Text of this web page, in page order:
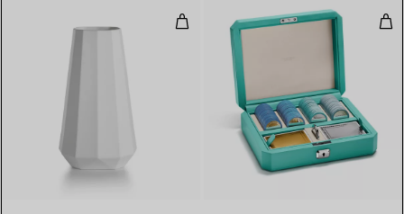
Vaso affusolato grande in